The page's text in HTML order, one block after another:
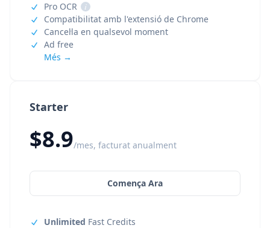
Starter
$8.9/mes, facturat anualment
Comença Ara
Unlimited Fast Credits
Pro OCR
i
Compatibilitat amb l'extensió de Chrome
Cancel·la en qualsevol moment
Ad free
Més →